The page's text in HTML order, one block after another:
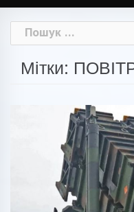
Пошук:
Мітки: